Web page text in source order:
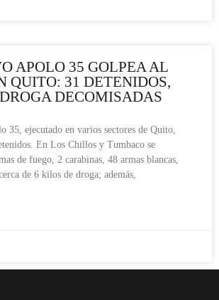
APOLO 35 GOLPEA AL
QUITO: 31 DETENIDOS,
DECOMISADAS
35, ejecutado en varios sectores de Quito,
En Los Chillos y Tumbaco se
de fuego, 2 carabinas, 48 armas blancas,
de 6 kilos de droga; además,